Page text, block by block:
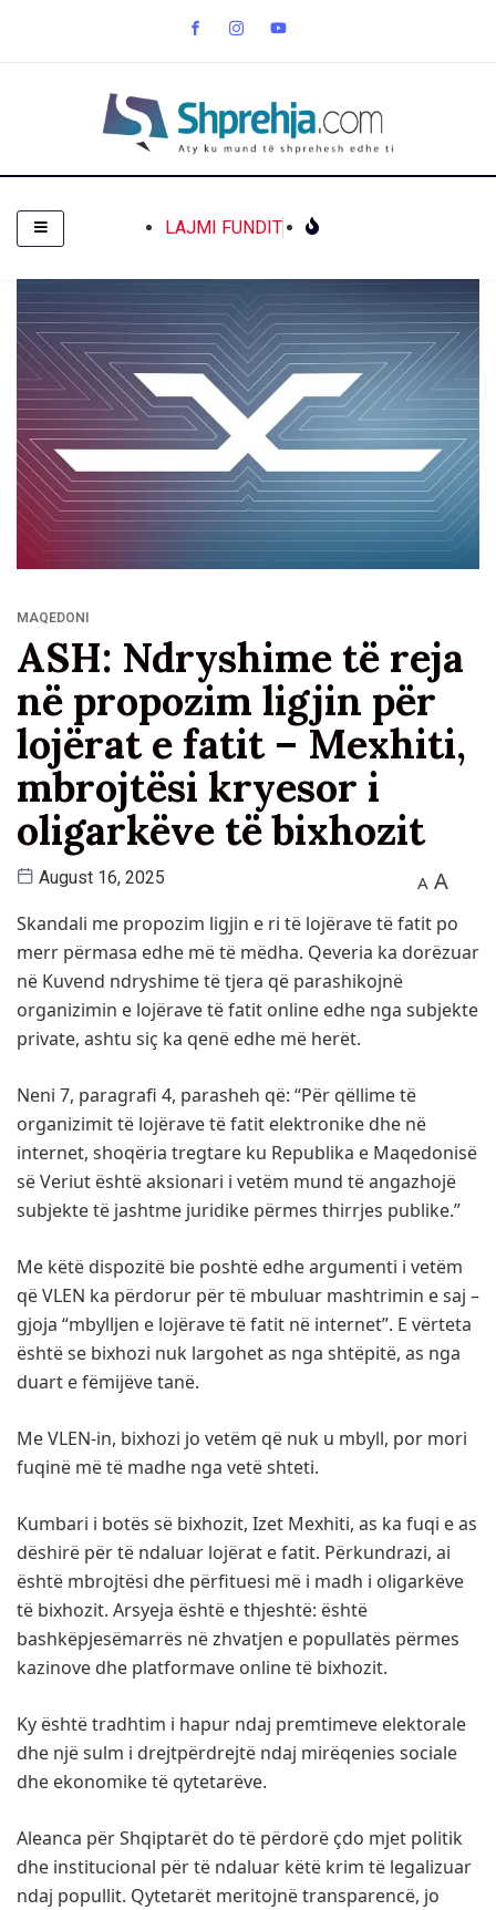
LAJMI FUNDIT
MAQEDONI
ASH: Ndryshime të reja
në propozim ligjin për
lojërat e fatit – Mexhiti,
mbrojtësi kryesor i
oligarkëve të bixhozit
August 16, 2025 A A
Skandali me propozim ligjin e ri të lojërave të fatit po
merr përmasa edhe më të mëdha. Qeveria ka dorëzuar
në Kuvend ndryshime të tjera që parashikojnë
organizimin e lojërave të fatit online edhe nga subjekte
private, ashtu siç ka qenë edhe më herët.
Neni 7, paragrafi 4, parasheh që: “Për qëllime të
organizimit të lojërave të fatit elektronike dhe në
internet, shoqëria tregtare ku Republika e Maqedonisë
së Veriut është aksionari i vetëm mund të angazhojë
subjekte të jashtme juridike përmes thirrjes publike.”
Me këtë dispozitë bie poshtë edhe argumenti i vetëm
që VLEN ka përdorur për të mbuluar mashtrimin e saj –
gjoja “mbylljen e lojërave të fatit në internet”. E vërteta
është se bixhozi nuk largohet as nga shtëpitë, as nga
duart e fëmijëve tanë.
Me VLEN-in, bixhozi jo vetëm që nuk u mbyll, por mori
fuqinë më të madhe nga vetë shteti.
Kumbari i botës së bixhozit, Izet Mexhiti, as ka fuqi e as
dëshirë për të ndaluar lojërat e fatit. Përkundrazi, ai
është mbrojtësi dhe përfituesi më i madh i oligarkëve
të bixhozit. Arsyeja është e thjeshtë: është
bashkëpjesëmarrës në zhvatjen e popullatës përmes
kazinove dhe platformave online të bixhozit.
Ky është tradhtim i hapur ndaj premtimeve elektorale
dhe një sulm i drejtpërdrejtë ndaj mirëqenies sociale
dhe ekonomike të qytetarëve.
Aleanca për Shqiptarët do të përdorë çdo mjet politik
dhe institucional për të ndaluar këtë krim të legalizuar
ndaj popullit. Qytetarët meritojnë transparencë, jo